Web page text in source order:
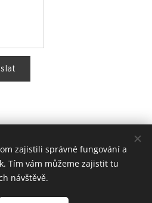
zajistili správné fungování a
Tím vám můžeme zajistit tu
návštěvě.